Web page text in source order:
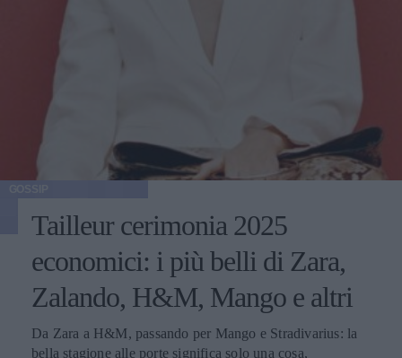
Tailleur cerimonia 2025
economici: i più belli di Zara,
Zalando, H&M, Mango e altri
Da Zara a H&M, passando per Mango e Stradivarius: la
bella stagione alle porte significa solo una cosa,